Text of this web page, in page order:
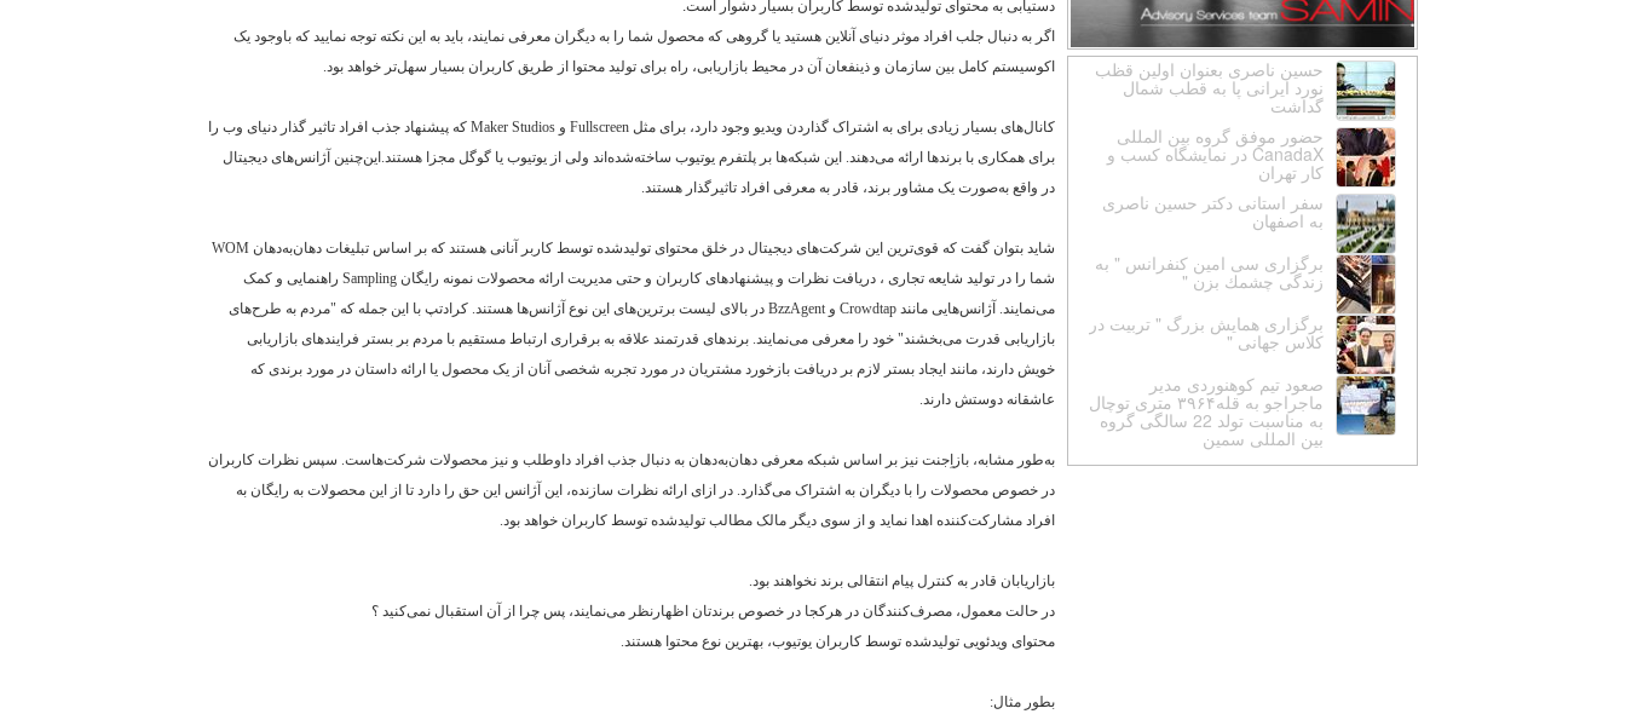
حسین ناصری بعنوان اولین قظب
نورد ایرانی پا به قطب شمال
گداشت
حضور موفق گروه بین المللی
CanadaX در نمایشگاه کسب و
کار تهران
سفر استانى دكتر حسين ناصرى
به اصفهان
برگزارى سى امين كنفرانس " به
زندگى چشمك بزن "
برگزارى همايش بزرگ " تربيت در
كلاس جهانى "
صعود تیم کوهنوردی مدیر
ماجراجو به قله۳۹۶۴ متری توچال
به مناسبت تولد 22 سالگی گروه
بین المللی سمین
دستیابی به محتوای تولیدشده توسط کاربران بسیار دشوار است.
اگر به دنبال جلب افراد موثر دنیای آنلاین هستید یا گروهی که محصول شما را به دیگران معرفی نمایند، باید به این نکته توجه نمایید که باوجود یک
اکوسیستم کامل بین سازمان و ذینفعان آن در محیط بازاریابی، راه برای تولید محتوا از طریق کاربران بسیار سهل‌تر خواهد بود.
کانال‌های بسیار زیادی برای به اشتراک گذاردن ویدیو وجود دارد، برای مثل Fullscreen و Maker Studios که پیشنهاد جذب افراد تاثیر گذار دنیای وب را
برای همکاری با برندها ارائه می‌دهند. این شبکه‌ها بر پلتفرم یوتیوب ساخته‌شده‌اند ولی از یوتیوب یا گوگل مجزا هستند.این‌چنین آژانس‌های دیجیتال
در واقع به‌صورت یک مشاور برند، قادر به معرفی افراد تاثیرگذار هستند.
شاید بتوان گفت که قوی‌ترین این شرکت‌های دیجیتال در خلق محتوای تولیدشده توسط کاربر آنانی هستند که بر اساس تبلیغات دهان‌به‌دهان WOM
شما را در تولید شایعه تجاری ، دریافت نظرات و پیشنهاد‌های کاربران و حتی مدیریت ارائه محصولات نمونه رایگان Sampling راهنمایی و کمک
می‌نمایند. آژانس‌هایی مانند Crowdtap و BzzAgent در بالای لیست برترین‌های این نوع آژانس‌ها هستند. کرادتپ با این جمله که "مردم به طرح‌های
بازاریابی قدرت می‌بخشند" خود را معرفی می‌نمایند. برندهای قدرتمند علاقه به برقراری ارتباط مستقیم با مردم بر بستر فرایندهای بازاریابی
خویش دارند، مانند ایجاد بستر لازم بر دریافت بازخورد مشتریان در مورد تجربه شخصی آنان از یک محصول یا ارائه داستان در مورد برندی که
عاشقانه دوستش دارند.
به‌طور مشابه، بازاِجنت نیز بر اساس شبکه معرفی دهان‌به‌دهان به دنبال جذب افراد داوطلب و نیز محصولات شرکت‌هاست. سپس نظرات کاربران
در خصوص محصولات را با دیگران به اشتراک می‌گذارد. در ازای ارائه نظرات سازنده، این آژانس این حق را دارد تا از این محصولات به رایگان به
افراد مشارکت‌کننده اهدا نماید و از سوی دیگر مالک مطالب تولیدشده توسط کاربران خواهد بود.
بازاریابان قادر به کنترل پیام انتقالی برند نخواهند بود.
در حالت معمول، مصرف‌کنندگان در هرکجا در خصوص برندتان اظهارنظر می‌نمایند، پس چرا از آن استقبال نمی‌کنید ؟
محتوای ویدئویی تولیدشده توسط کاربران یوتیوب، بهترین نوع محتوا هستند.
بطور مثال: